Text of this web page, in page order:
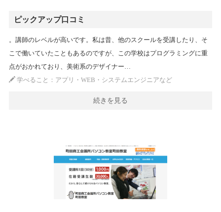
ピックアップ口コミ
。講師のレベルが高いです。私は昔、他のスクールを受講したり、そ
こで働いていたこともあるのですが、この学校はプログラミングに重
点がおかれており、美術系のデザイナー…
学べること：アプリ・WEB・システムエンジニアなど
続きを見る